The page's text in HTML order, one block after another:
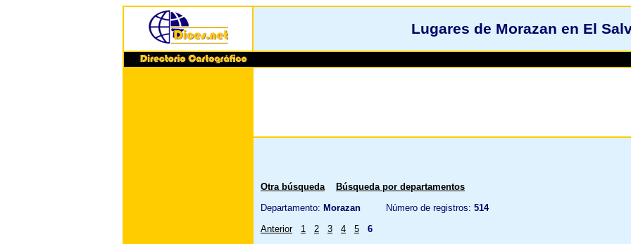
Lugares de Morazan en El
Otra búsqueda
Búsqueda por departamentos
Departamento: Morazan Número de registros: 514
Anterior
1 2 3 4 5
6